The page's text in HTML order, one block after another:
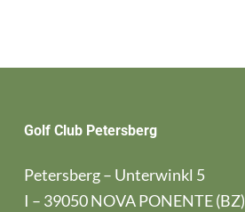
Golf Club Petersberg
Petersberg – Unterwinkl 5
I – 39050 NOVA PONENTE (BZ)